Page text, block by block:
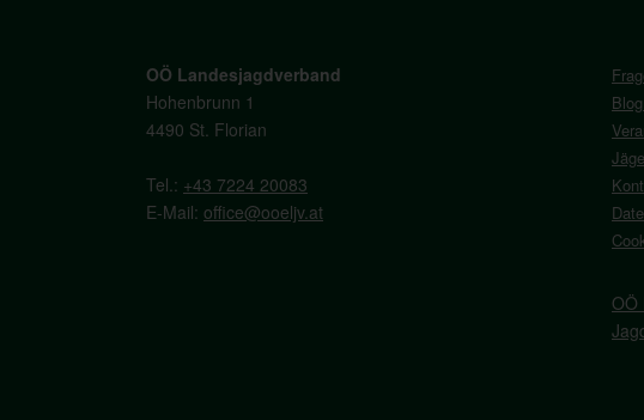
OÖ Landesjagdverband
Hohenbrunn 1
4490 St. Florian
Tel.: +43 7224 20083
E-Mail: office@ooeljv.at
OÖ